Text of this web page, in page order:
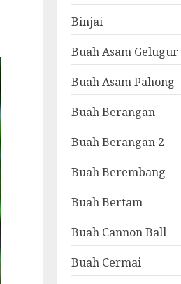
Binjai
Buah Asam Gelugur
Buah Asam Pahong
Buah Berangan
Buah Berangan 2
Buah Berembang
Buah Bertam
Buah Cannon Ball
Buah Cermai